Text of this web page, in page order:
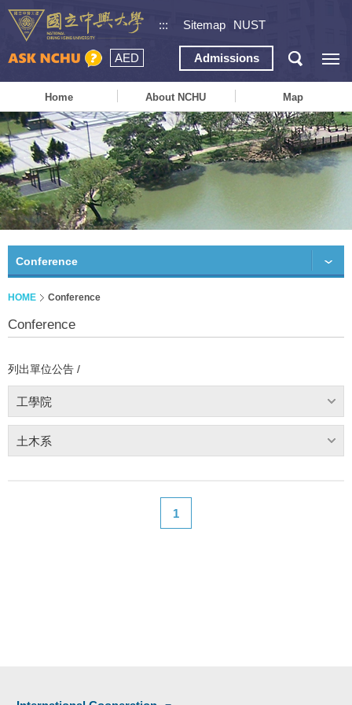
::: Sitemap NUST
AED Admissions
Home About NCHU Map
Conference
HOME Conference
Conference
列出單位公告 /
工學院
土木系
1